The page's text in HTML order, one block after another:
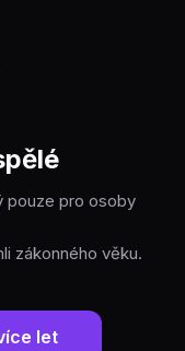
pouze pro osoby
zákonného věku.
let